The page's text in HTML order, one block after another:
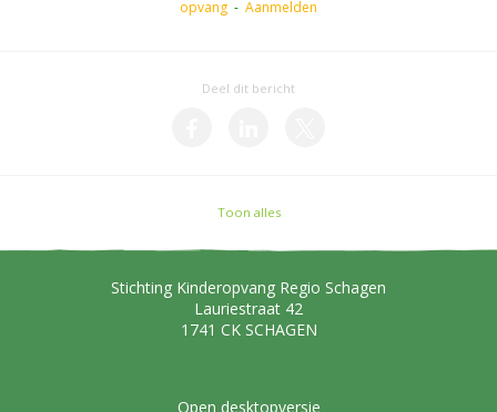
opvang - Aanmelden
Deel dit bericht
Toon alles
Stichting Kinderopvang Regio Schagen
Lauriestraat 42
1741 CK SCHAGEN
Open desktopversie